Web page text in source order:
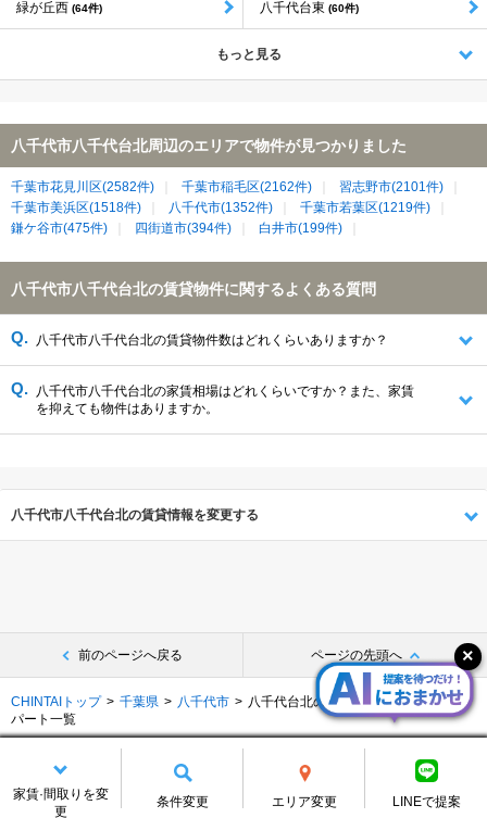
家賃·間取りを変
更
条件変更 エリア変更 LINEで提案
緑が丘西 (64件) 八千代台東 (60件)
もっと見る
八千代市八千代台北周辺のエリアで物件が見つかりました
千葉市花見川区(2582件) 千葉市稲毛区(2162件)
習志野市(2101件)
千葉市美浜区(1518件)
八千代市(1352件)
千葉市若葉区(1219件)
鎌ケ谷市(475件)
四街道市(394件) 白井市(199件)
八千代市八千代台北の賃貸物件に関するよくある質問
八千代市八千代台北の賃貸物件数はどれくらいありますか？
八千代市八千代台北の家賃相場はどれくらいですか？また、家賃
を抑えても物件はありますか。
八千代市八千代台北の賃貸情報を変更する
前のページへ戻る ページの先頭へ
CHINTAIトップ 千葉県 八千代市
八千代台北の賃貸物件･マンション･ア
パート一覧
気になるリスト 保存中の条件
別の探し方でお部屋を探す